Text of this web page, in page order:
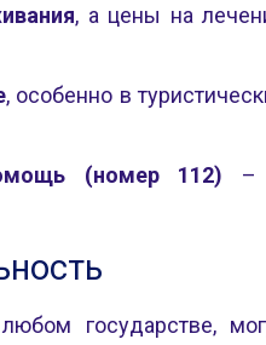
, а цены на
, особенно в
(номер 112) –
государстве,